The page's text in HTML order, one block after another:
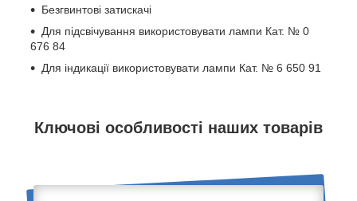
Безгвинтові затискачі
Для підсвічування використовувати лампи Кат. № 0
676 84
Для індикації використовувати лампи Кат. № 6 650 91
Ключові особливості наших товарів